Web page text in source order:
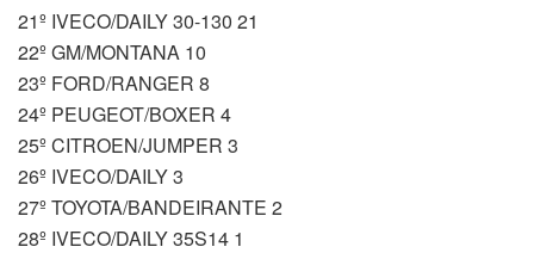
21º IVECO/DAILY 30-130 21
22º GM/MONTANA 10
23º FORD/RANGER 8
24º PEUGEOT/BOXER 4
25º CITROEN/JUMPER 3
26º IVECO/DAILY 3
27º TOYOTA/BANDEIRANTE 2
28º IVECO/DAILY 35S14 1